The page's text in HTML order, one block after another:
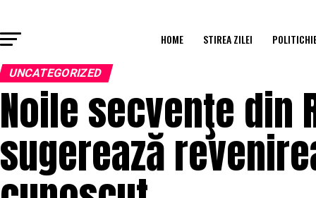
HOME STIREA ZILEI
UNCATEGORIZED
Noile secvenţe din
sugerează